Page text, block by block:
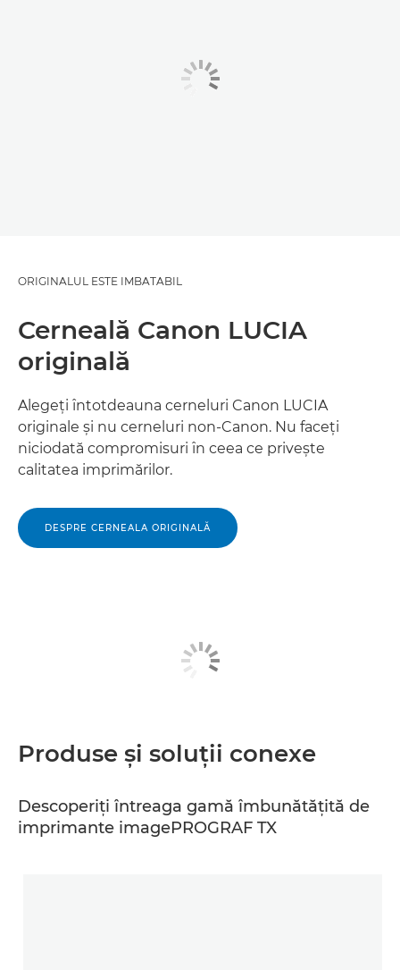
ORIGINALUL ESTE IMBATABIL
Cerneală Canon LUCIA
originală
Alegeţi întotdeauna cerneluri Canon LUCIA
originale şi nu cerneluri non-Canon. Nu faceţi
niciodată compromisuri în ceea ce priveşte
calitatea imprimărilor.
DESPRE CERNEALA ORIGINALĂ
Produse şi soluţii conexe
Descoperiţi întreaga gamă îmbunătăţită de
imprimante imagePROGRAF TX